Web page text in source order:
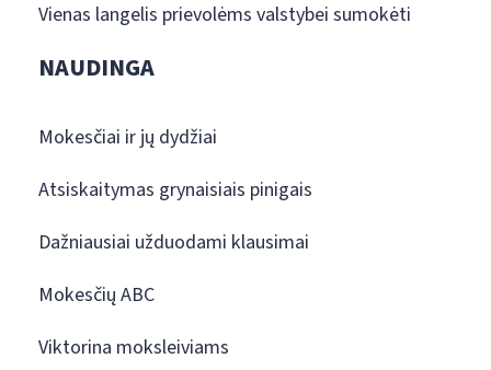
Vienas langelis prievolėms valstybei sumokėti
NAUDINGA
Mokesčiai ir jų dydžiai
Atsiskaitymas grynaisiais pinigais
Dažniausiai užduodami klausimai
Mokesčių ABC
Viktorina moksleiviams